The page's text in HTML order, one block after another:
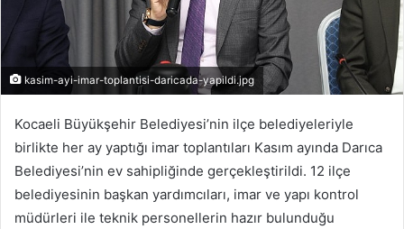
kasim-ayi-imar-toplantisi-daricada-yapildi.jpg
Kocaeli Büyükşehir Belediyesi’nin ilçe belediyeleriyle
birlikte her ay yaptığı imar toplantıları Kasım ayında Darıca
Belediyesi’nin ev sahipliğinde gerçekleştirildi. 12 ilçe
belediyesinin başkan yardımcıları, imar ve yapı kontrol
müdürleri ile teknik personellerin hazır bulunduğu